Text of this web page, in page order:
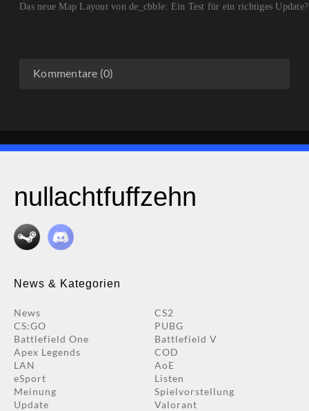
Das neue Map Layout von de_cbble: Ein Test für ein richtiges Update?
Kommentare (0)
nullachtfuffzehn
News & Kategorien
News
CS2
CS:GO
PUBG
Battlefield One
Battlefield V
Apex Legends
COD
LAN
AoE
eSport
Listen
Meinung
Spielvorstellung
Update
Valorant